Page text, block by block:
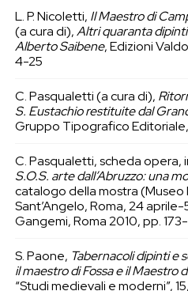
L. P. Nicoletti, Il Maestro di
(a cura di),Altri quaranta
Alberto Saibene, Edizioni
4-25
C. Pasqualetti (a cura di),
S. Eustachio restituite dal
Gruppo Tipografico Editoriale,
C. Pasqualetti, scheda opera,
S.O.S. arte dall’Abruzzo: una
catalogo della mostra (Museo
Sant’Angelo, Roma, 24
Gangemi, Roma 2010, pp. 173-
S. Paone, Tabernacoli dipinti e
il maestro di Fossa e il Maestro
“Studi medievali e moderni”,